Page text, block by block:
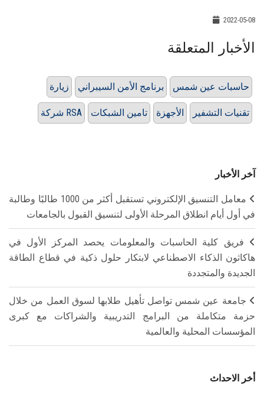
2022-05-08
الأخبار المتعلقة
زيارة برنامج الأمن السيبراني حاسبات عين شمس
شركة RSA تامين الشبكات الأجهزة تقنيات التشفير
آخر الأخبار
معامل التنسيق الإلكتروني تستقبل أكثر من 1000 طالبًا وطالبة
في أول أيام انطلاق المرحلة الأولى لتنسيق القبول بالجامعات
فريق كلية الحاسبات والمعلومات يحصد المركز الأول في
هاكاثون الذكاء الاصطناعي لابتكار حلول ذكية في قطاع الطاقة
الجديدة والمتجددة
جامعة عين شمس تواصل تأهيل طلابها لسوق العمل من خلال
حزمة متكاملة من البرامج التدريبية والشراكات مع كبرى
المؤسسات المحلية والعالمية
أخر الاحداث